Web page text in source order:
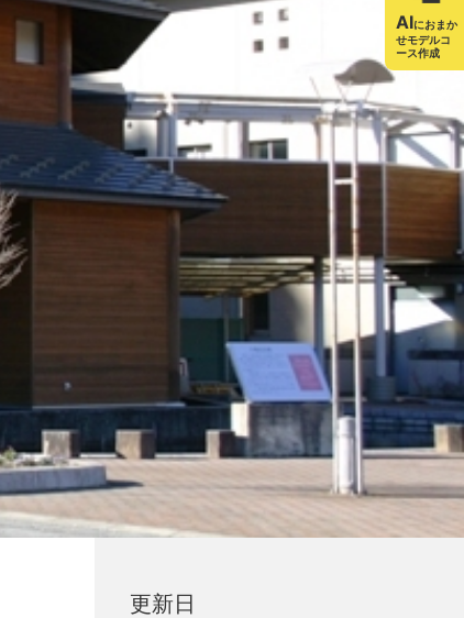
更新日
AIにおまか
せモデルコ
ース作成